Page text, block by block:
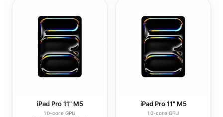
iPad Pro 11" M5
10-core GPU
iPad Pro 11" M5
10-core GPU